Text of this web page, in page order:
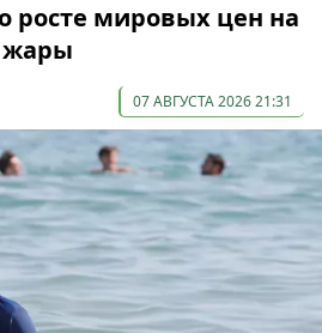
росте мировых цен на
жары
07 АВГУСТА 2026 21:31